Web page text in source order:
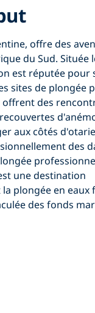
offre des
du Sud. Située
est réputée pour
sites de plongée
offrentdes
recouvertes
aux côtés
des
une destination
la plongée en eaux
des fonds